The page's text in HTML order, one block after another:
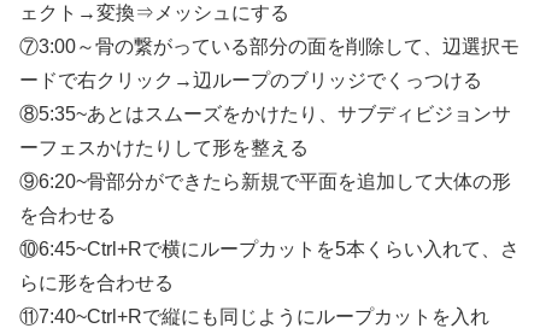
ェクト→変換⇒メッシュにする
⑦3:00～骨の繋がっている部分の面を削除して、辺選択モ
ードで右クリック→辺ループのブリッジでくっつける
⑧5:35~あとはスムーズをかけたり、サブディビジョンサ
ーフェスかけたりして形を整える
⑨6:20~骨部分ができたら新規で平面を追加して大体の形
を合わせる
⑩6:45~Ctrl+Rで横にループカットを5本くらい入れて、さ
らに形を合わせる
⑪7:40~Ctrl+Rで縦にも同じようにループカットを入れ